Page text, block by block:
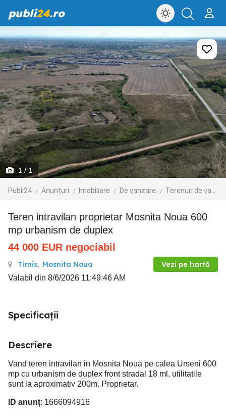
publi24.ro
1 / 1
Publi24 Anunțuri Imobiliare De vanzare Terenuri de vanzare
Teren intravilan proprietar Mosnita Noua 600
mp urbanism de duplex
44 000 EUR negociabil
Timis, Mosnita Noua Vezi pe hartă
Valabil din 8/6/2026 11:49:46 AM
Specificații
Descriere
Vand teren intravilan in Mosnita Noua pe calea Urseni 600
mp cu urbanism de duplex front stradal 18 ml, utilitatile
sunt la aproximativ 200m. Proprietar.
ID anunț: 1666094916